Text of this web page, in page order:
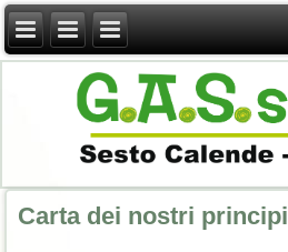
Carta dei nostri principi